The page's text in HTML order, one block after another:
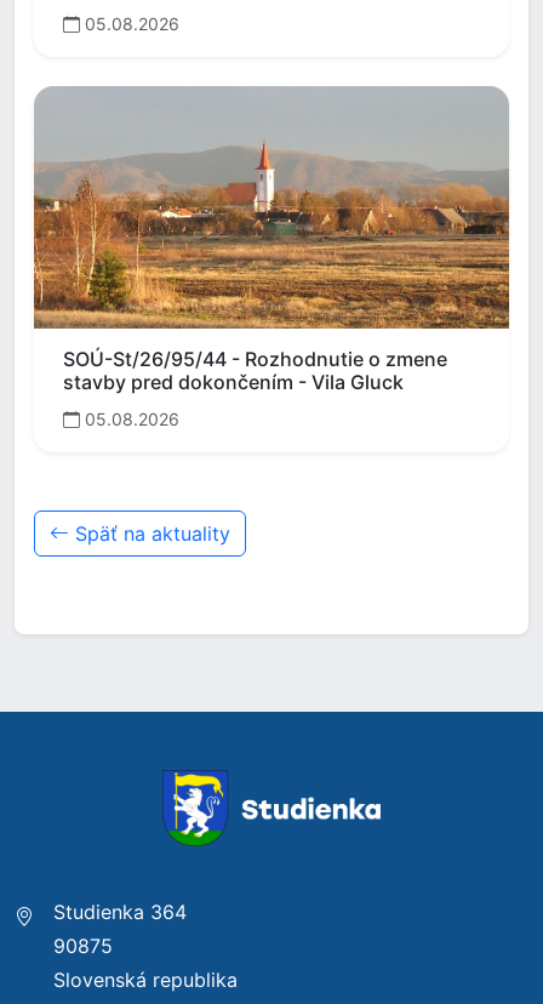
05.08.2026
SOÚ-St/26/95/44 - Rozhodnutie o zmene
stavby pred dokončením - Vila Gluck
05.08.2026
Späť na aktuality
Studienka 364
90875
Slovenská republika